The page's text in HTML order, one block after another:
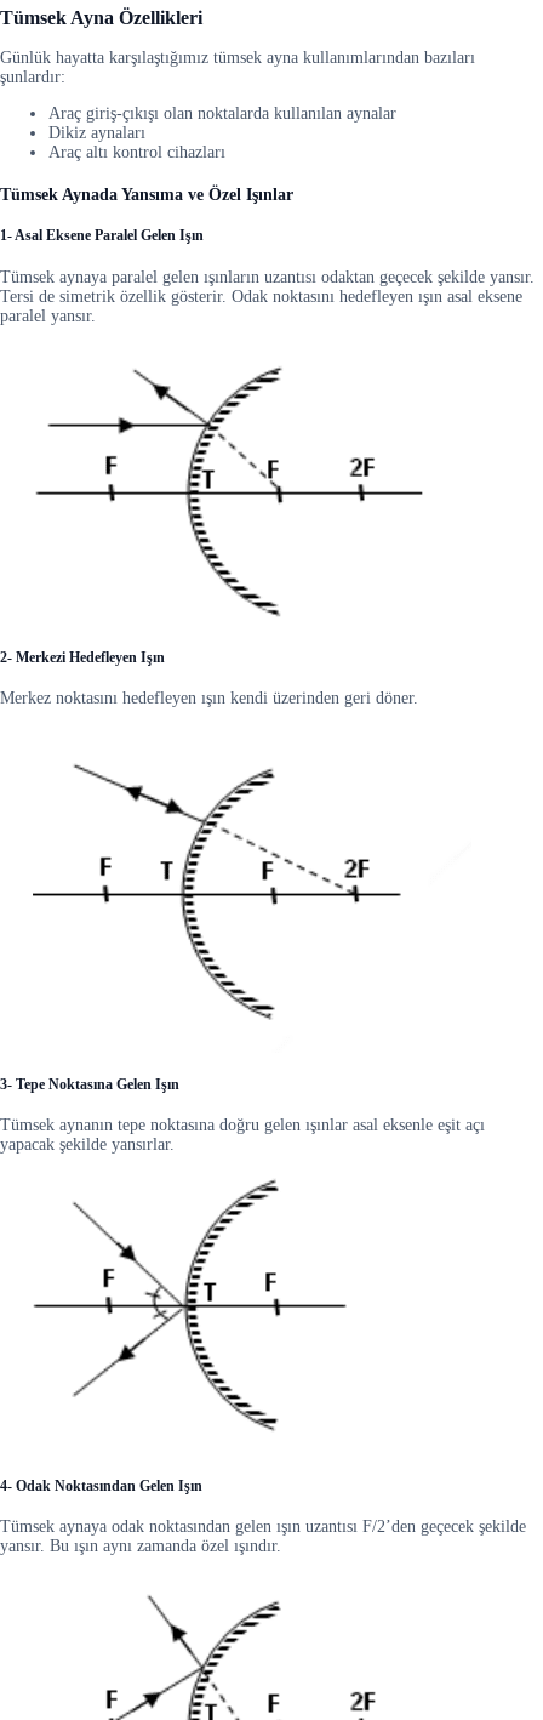
Tümsek Ayna Özellikleri
Günlük hayatta karşılaştığımız tümsek ayna kullanımlarından bazıları
şunlardır:
Araç giriş-çıkışı olan noktalarda kullanılan aynalar
Dikiz aynaları
Araç altı kontrol cihazları
Tümsek Aynada Yansıma ve Özel Işınlar
1- Asal Eksene Paralel Gelen Işın
Tümsek aynaya paralel gelen ışınların uzantısı odaktan geçecek şekilde yansır.
Tersi de simetrik özellik gösterir. Odak noktasını hedefleyen ışın asal eksene
paralel yansır.
2- Merkezi Hedefleyen Işın
Merkez noktasını hedefleyen ışın kendi üzerinden geri döner.
3- Tepe Noktasına Gelen Işın
Tümsek aynanın tepe noktasına doğru gelen ışınlar asal eksenle eşit açı
yapacak şekilde yansırlar.
4- Odak Noktasından Gelen Işın
Tümsek aynaya odak noktasından gelen ışın uzantısı F/2’den geçecek şekilde
yansır. Bu ışın aynı zamanda özel ışındır.